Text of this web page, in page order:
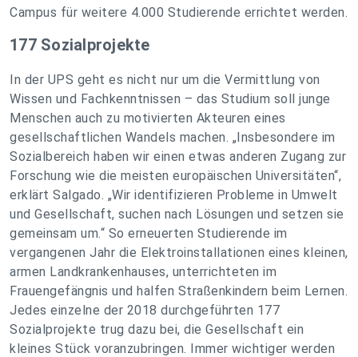
Campus für weitere 4.000 Studierende errichtet werden.
177 Sozialprojekte
In der UPS geht es nicht nur um die Vermittlung von
Wissen und Fachkenntnissen – das Studium soll junge
Menschen auch zu motivierten Akteuren eines
gesellschaftlichen Wandels machen. „Insbesondere im
Sozialbereich haben wir einen etwas anderen Zugang zur
Forschung wie die meisten europäischen Universitäten“,
erklärt Salgado. „Wir identifizieren Probleme in Umwelt
und Gesellschaft, suchen nach Lösungen und setzen sie
gemeinsam um.“ So erneuerten Studierende im
vergangenen Jahr die Elektroinstallationen eines kleinen,
armen Landkrankenhauses, unterrichteten im
Frauengefängnis und halfen Straßenkindern beim Lernen.
Jedes einzelne der 2018 durchgeführten 177
Sozialprojekte trug dazu bei, die Gesellschaft ein
kleines Stück voranzubringen. Immer wichtiger werden